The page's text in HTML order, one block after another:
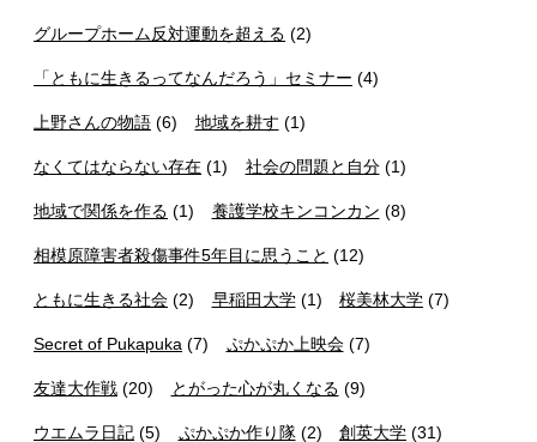
グループホーム反対運動を超える (2)
「ともに生きるってなんだろう」セミナー (4)
上野さんの物語 (6) 地域を耕す (1)
なくてはならない存在 (1) 社会の問題と自分(1)
地域で関係を作る (1) 養護学校キンコンカン (8)
相模原障害者殺傷事件5年目に思うこと (12)
ともに生きる社会 (2) 早稲田大学(1) 桜美林大学 (7)
Secret of Pukapuka (7) ぷかぷか上映会(7)
友達大作戦 (20) とがった心が丸くなる (9)
ウエムラ日記 (5) ぷかぷか作り隊(2) 創英大学 (31)